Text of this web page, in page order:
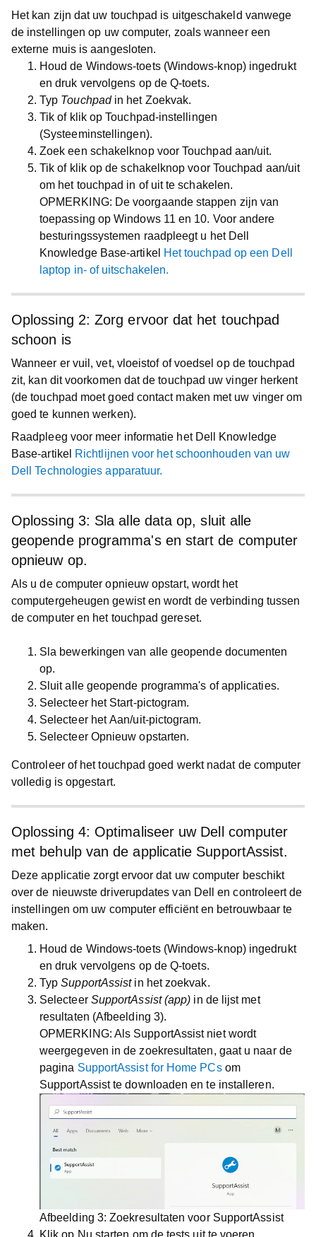
Het kan zijn dat uw touchpad is uitgeschakeld vanwege
de instellingen op uw computer, zoals wanneer een
externe muis is aangesloten.
Houd de Windows-toets (Windows-knop) ingedrukt
en druk vervolgens op deQ-toets.
Typ Touchpadin het Zoekvak.
Tik of klik opTouchpad-instellingen
(Systeeminstellingen).
Zoek een schakelknop voor Touchpad aan/uit.
Tik of klik op de schakelknop voor Touchpad aan/uit
om het touchpad in of uit te schakelen.
OPMERKING: De voorgaande stappen zijn van
toepassing op Windows 11 en 10. Voor andere
besturingssystemen raadpleegt u het Dell
Knowledge Base-artikel Het touchpad op een Dell
laptop in- of uitschakelen.
Oplossing 2: Zorg ervoor dat het touchpad
schoon is
Wanneer er vuil, vet, vloeistof of voedsel op de touchpad
zit, kan dit voorkomen dat de touchpad uw vinger herkent
(de touchpad moet goed contact maken met uw vinger om
goed te kunnen werken).
Raadpleeg voor meer informatie het Dell Knowledge
Base-artikel Richtlijnen voor het schoonhouden van uw
Dell Technologies apparatuur.
Oplossing 3: Sla alle data op, sluit alle
geopende programma's en start de computer
opnieuw op.
Als u de computer opnieuw opstart, wordt het
computergeheugen gewist en wordt de verbinding tussen
de computer en het touchpad gereset.
Sla bewerkingen van alle geopende documenten
op.
Sluit alle geopende programma's of applicaties.
Selecteer het Start-pictogram.
Selecteer hetAan/uit-pictogram.
Selecteer Opnieuw opstarten.
Controleer of het touchpad goed werkt nadat de computer
volledig is opgestart.
Oplossing 4: Optimaliseer uw Dell computer
met behulp van de applicatie SupportAssist.
Deze applicatie zorgt ervoor dat uw computer beschikt
over de nieuwste driverupdates van Dell en controleert de
instellingen om uw computer efficiënt en betrouwbaar te
maken.
Houd de Windows-toets (Windows-knop) ingedrukt
en druk vervolgens op deQ-toets.
TypSupportAssistin het zoekvak.
Selecteer SupportAssist (app) in de lijst met
resultaten (Afbeelding 3).
OPMERKING: Als SupportAssist niet wordt
weergegeven in de zoekresultaten, gaat u naar de
pagina SupportAssist for Home PCsom
SupportAssist te downloaden en te installeren.
Afbeelding 3: Zoekresultaten voor SupportAssist